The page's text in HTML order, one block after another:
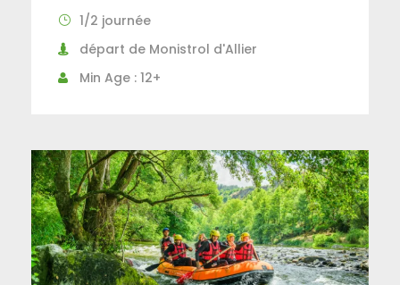
1/2 journée
départ de Monistrol d'Allier
Min Age : 12+